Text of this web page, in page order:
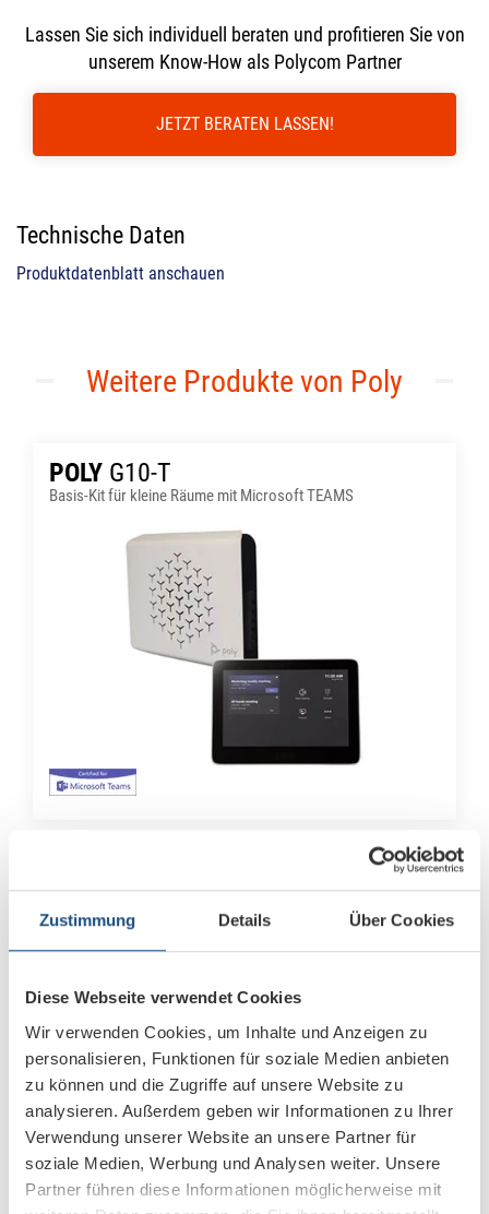
Zustimmung Details Über Cookies
Diese Webseite verwendet Cookies
Wir verwenden Cookies, um Inhalte und Anzeigen zu
personalisieren, Funktionen für soziale Medien anbieten
zu können und die Zugriffe auf unsere Website zu
analysieren. Außerdem geben wir Informationen zu Ihrer
Verwendung unserer Website an unsere Partner für
soziale Medien, Werbung und Analysen weiter. Unsere
Partner führen diese Informationen möglicherweise mit
Lassen Sie sich individuell beraten und profitieren Sie von
unserem Know-How als Polycom Partner
JETZT BERATEN LASSEN!
Technische Daten
Produktdatenblatt anschauen
Weitere Produkte von Poly
POLY G10-T
Basis-Kit für kleine Räume mit Microsoft TEAMS
POLYG10-T
Microsoft Teams für kleine bis mittlere Konferenzräume